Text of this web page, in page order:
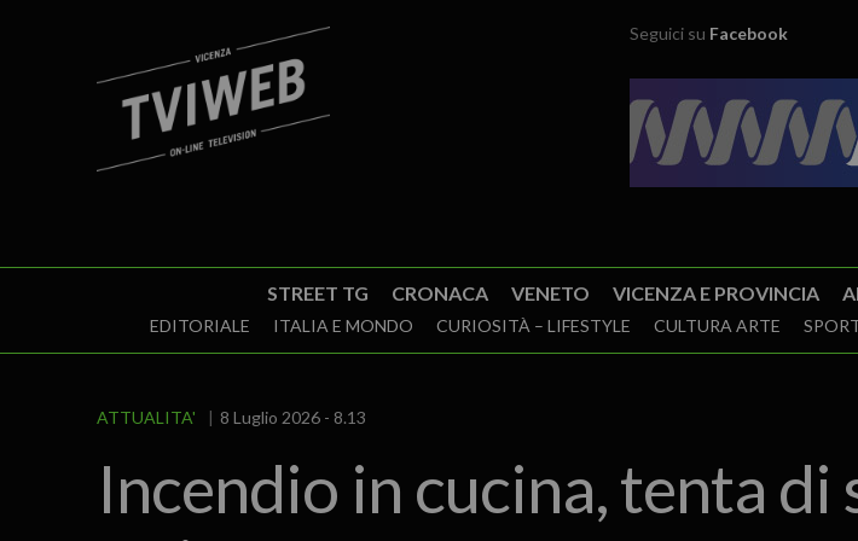
Seguici su Facebook
STREET TG CRONACA VENETO VICENZA E PROVINCIA
EDITORIALE ITALIA E MONDO CURIOSITÀ – LIFESTYLE CULTURA ARTE
ATTUALITA' 8 Luglio 2026 - 8.13
Incendio in cucina, tenta di